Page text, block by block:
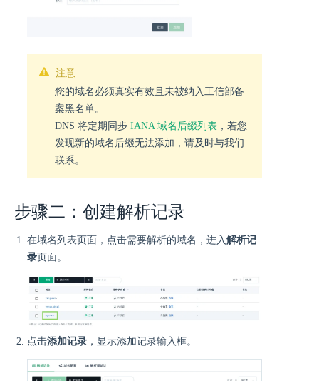
注意
您的域名必须真实有效且未被纳入工信部备
案黑名单。
DNS 将定期同步 IANA 域名后缀列表 ，若您
发现新的域名后缀无法添加，请及时与我们
联系。
步骤二：创建解析记录
在域名列表页面，点击需要解析的域名，进入解析记
录页面。
点击添加记录 ，显示添加记录输入框。